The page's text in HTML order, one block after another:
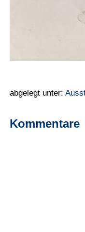
abgelegt unter:
Kommentare